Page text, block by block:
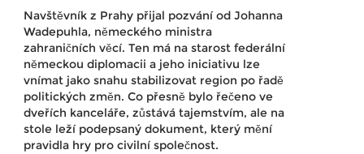
Navštěvník z Prahy přijal pozvání od Johanna
Wadepuhla, německého ministra
zahraničních věcí. Ten má na starost federální
německou diplomacii a jeho iniciativu lze
vnímat jako snahu stabilizovat region po řadě
politických změn. Co přesně bylo řečeno ve
dveřích kanceláře, zůstává tajemstvím, ale na
stole leží podepsaný dokument, který mění
pravidla hry pro civilní společnost.